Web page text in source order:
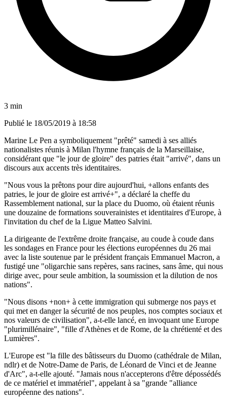
3 min
Publié le 18/05/2019 à 18:58
Marine Le Pen a symboliquement "prêté" samedi à ses alliés
nationalistes réunis à Milan l'hymne français de la Marseillaise,
considérant que "le jour de gloire" des patries était "arrivé", dans un
discours aux accents très identitaires.
"Nous vous la prêtons pour dire aujourd'hui, +allons enfants des
patries, le jour de gloire est arrivé+", a déclaré la cheffe du
Rassemblement national, sur la place du Duomo, où étaient réunis
une douzaine de formations souverainistes et identitaires d'Europe, à
l'invitation du chef de la Ligue Matteo Salvini.
La dirigeante de l'extrême droite française, au coude à coude dans
les sondages en France pour les élections européennes du 26 mai
avec la liste soutenue par le président français Emmanuel Macron, a
fustigé une "oligarchie sans repères, sans racines, sans âme, qui nous
dirige avec, pour seule ambition, la soumission et la dilution de nos
nations".
"Nous disons +non+ à cette immigration qui submerge nos pays et
qui met en danger la sécurité de nos peuples, nos comptes sociaux et
nos valeurs de civilisation", a-t-elle lancé, en invoquant une Europe
"plurimillénaire", "fille d'Athènes et de Rome, de la chrétienté et des
Lumières".
L'Europe est "la fille des bâtisseurs du Duomo (cathédrale de Milan,
ndlr) et de Notre-Dame de Paris, de Léonard de Vinci et de Jeanne
d'Arc", a-t-elle ajouté. "Jamais nous n'accepterons d'être dépossédés
de ce matériel et immatériel", appelant à sa "grande "alliance
européenne des nations".